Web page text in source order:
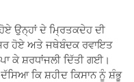
ਉਨ੍ਹਾਂ ਦੇ ਮ੍ਰਿਤਕਦੇਹ ਦੀ
ਹੋਏ ਅਤੇ ਜਥੇਬੰਦਕ ਰਵਾਇਤ
ਕੇ ਸ਼ਰਧਾਂਜਲੀ ਦਿੱਤੀ ਗਈ।
ਕਿ ਸ਼ਹੀਦ ਕਿਸਾਨ ਨੂੰ ਸ਼ੰਭੂ